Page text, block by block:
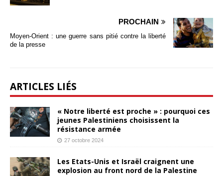
PROCHAIN
Moyen-Orient : une guerre sans pitié contre la liberté
de la presse
ARTICLES LIÉS
« Notre liberté est proche » : pourquoi ces
jeunes Palestiniens choisissent la
résistance armée
27 octobre 2024
Les Etats-Unis et Israël craignent une
explosion au front nord de la Palestine